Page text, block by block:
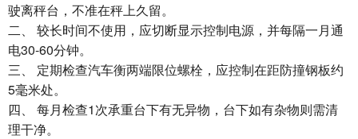
驶离秤台，不准在秤上久留。
二、 较长时间不使用，应切断显示控制电源，并每隔一月通
电30-60分钟。
三、 定期检查汽车衡两端限位螺栓，应控制在距防撞钢板约
5毫米处。
四、 每月检查1次承重台下有无异物，台下如有杂物则需清
理干净。